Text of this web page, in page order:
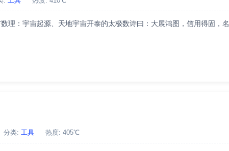
理：宇宙起源、天地宇宙开泰的太极数诗曰：大展鸿图，信用得固，名
分类: 工具 热度: 405℃